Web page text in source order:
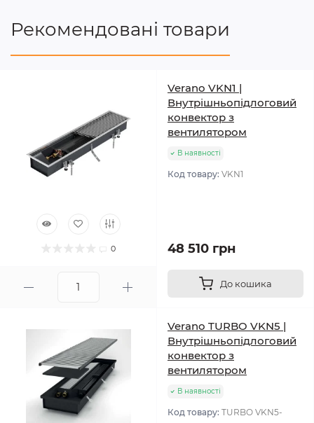
Рекомендовані товари
0
Verano VKN1 |
Внутрішньопідлоговий
конвектор з
вентилятором
В наявності
Код товару: VKN1
48 510 грн
До кошика
Verano TURBO VKN5 |
Внутрішньопідлоговий
конвектор з
вентилятором
В наявності
Код товару: TURBO VKN5-